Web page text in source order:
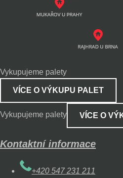
Vykupujeme palety
VÍCE O VÝKUPU PALET
Vykupujeme palety VÍCE O
Kontaktní informace
+420 547 231 211